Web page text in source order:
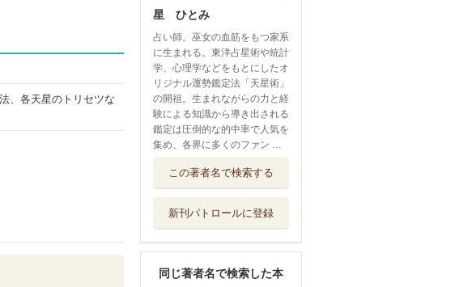
、各天星のトリセツな
星 ひとみ
占い師。巫女の血筋をもつ家系
に生まれる。東洋占星術や統計
学、心理学などをもとにしたオ
リジナル運勢鑑定法「天星術」
の開祖。生まれながらの力と経
験による知識から導き出される
鑑定は圧倒的な的中率で人気を
集め、各界に多くのファン …
この著者名で検索する
新刊パトロールに登録
同じ著者名で検索した本
２０２６月グ...
星ひとみの天星術
幻冬舎
星ひとみの天星術